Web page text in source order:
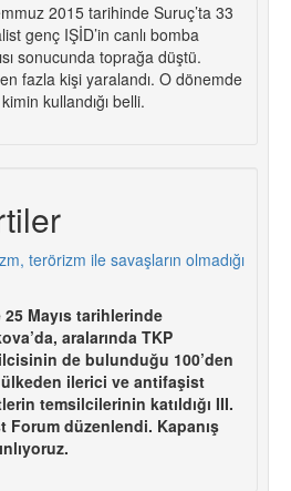
2015 tarihinde Suruç’ta 33
genç IŞİD’in canlı bomba
sonucunda toprağa düştü.
fazla kişi yaralandı. O dönemde
kimin kullandığı belli.
terörizm ile savaşların olmadığı
25 Mayıs tarihlerinde
aralarında TKP
de bulunduğu 100’den
ilerici ve antifaşist
temsilcilerinin katıldığı III.
Forum düzenlendi. Kapanış